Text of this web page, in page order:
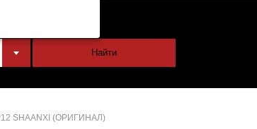
Найти
SHAANXI (ОРИГИНАЛ)